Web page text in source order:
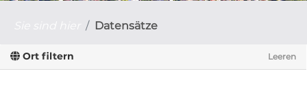
Datensätze
Ort filtern Leeren